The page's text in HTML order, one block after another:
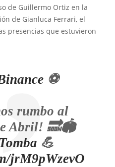
de Guillermo Ortiz en la
de Gianluca Ferrari, el
presencias que estuvieron
⚽
rumbo al
Abril! 🔜🏟️
💪
jrM9pWzevO